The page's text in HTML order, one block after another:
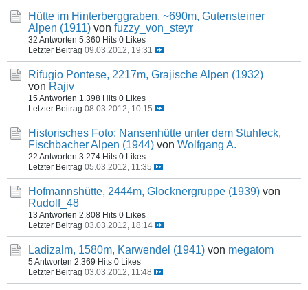
Hütte im Hinterberggraben, ~690m, Gutensteiner
Alpen (1911) von fuzzy_von_steyr
32 Antworten 5.360 Hits 0 Likes
Letzter Beitrag 09.03.2012, 19:31
Rifugio Pontese, 2217m, Grajische Alpen (1932)
von Rajiv
15 Antworten 1.398 Hits 0 Likes
Letzter Beitrag 08.03.2012, 10:15
Historisches Foto: Nansenhütte unter dem Stuhleck,
Fischbacher Alpen (1944) von Wolfgang A.
22 Antworten 3.274 Hits 0 Likes
Letzter Beitrag 05.03.2012, 11:35
Hofmannshütte, 2444m, Glocknergruppe (1939) von
Rudolf_48
13 Antworten 2.808 Hits 0 Likes
Letzter Beitrag 03.03.2012, 18:14
Ladizalm, 1580m, Karwendel (1941) von megatom
5 Antworten 2.369 Hits 0 Likes
Letzter Beitrag 03.03.2012, 11:48